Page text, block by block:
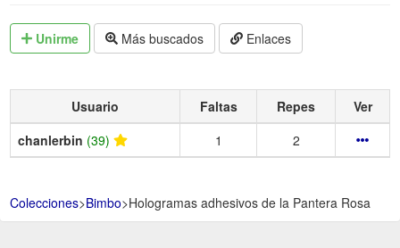
Unirme Más buscados Enlaces
Usuario Faltas Repes
Ver
chanlerbin (39) 1 2
Colecciones>Bimbo>Hologramas adhesivos de la Pantera Rosa